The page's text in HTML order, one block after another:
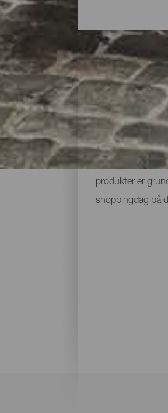
Hvor kan
La Isla Bonita
afslappende dag
facader,
produkter er
shoppingdag på